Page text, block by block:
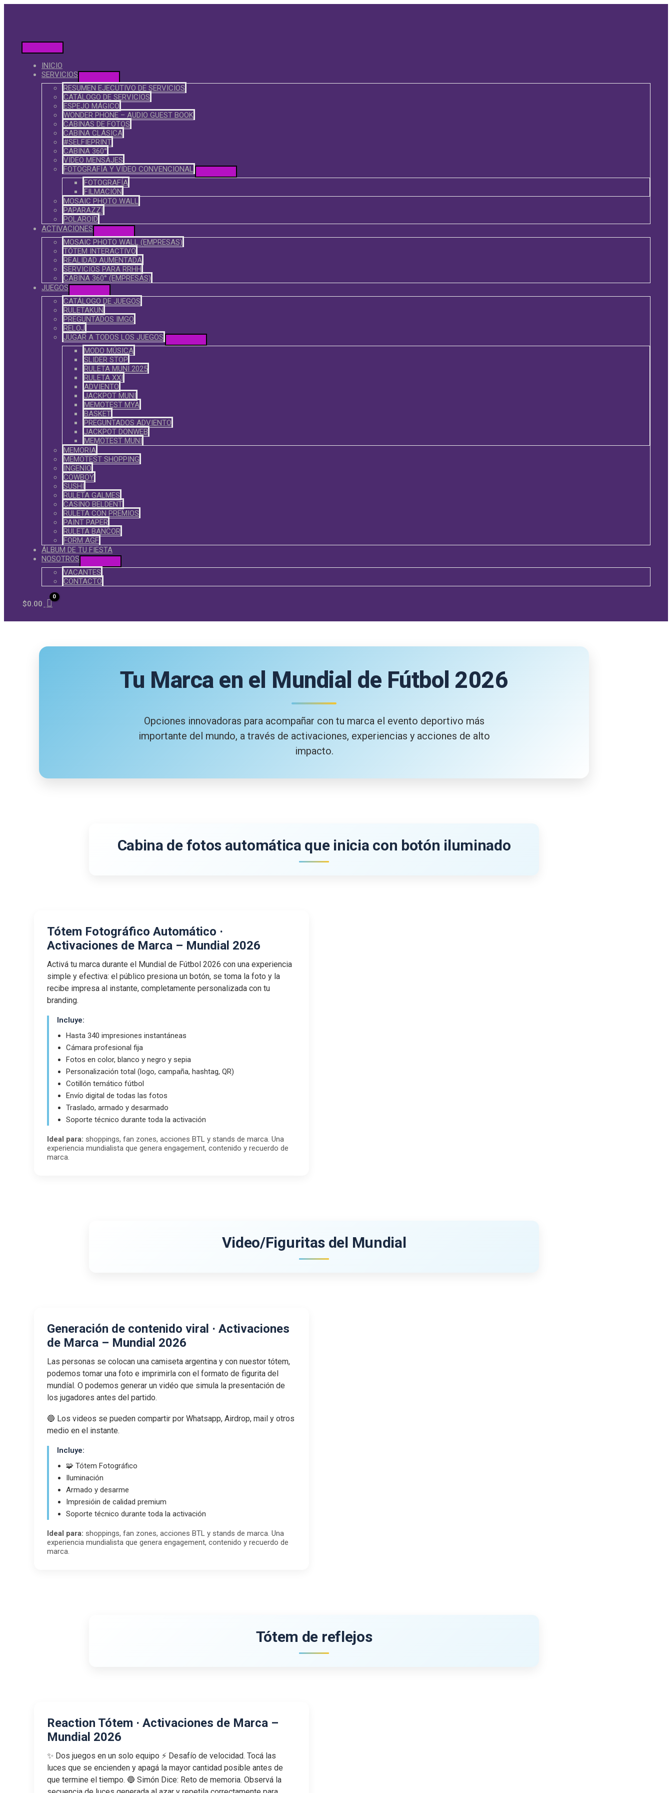
INICIO
SERVICIOS
RESUMEN EJECUTIVO DE SERVICIOS
CATÁLOGO DE SERVICIOS
ESPEJO MÁGICO
WONDER PHONE – AUDIO GUEST BOOK
CABINAS DE FOTOS
CABINA CLÁSICA
#SELFIEPRINT
CABINA 360°
VIDEO MENSAJES
FOTOGRAFÍA Y VIDEO CONVENCIONAL
FOTOGRAFÍA
FILMACIÓN
MOSAIC PHOTO WALL
PAPARAZZI
POLAROID
ACTIVACIONES
MOSAIC PHOTO WALL (EMPRESAS)
TÓTEM INTERACTIVO
REALIDAD AUMENTADA
SERVICIOS PARA RRHH
CABINA 360° (EMPRESAS)
JUEGOS
CATÁLOGO DE JUEGOS
RULETAKUN
PREGUNTADOS IMGO
RELOJ
JUGAR A TODOS LOS JUEGOS
MODO MÚSICA
SLIDER STOP
RULETA MUNI 2025
RULETA XXI
ADVIENTO
JACKPOT MUNI
MEMOTEST MYA
BASKET
PREGUNTADOS ADVIENTO
JACKPOT DONWEB
MEMOTEST MUNI
MEMORIA
MEMOTEST SHOPPING
INGENIO
COWBOY
SUSHI
RULETA GALMES
CASINO BELDENT
RULETA CON PREMIOS
PAINT PAPER
RULETA BANCOR
FORM AGF
ÁLBUM DE TU FIESTA
NOSOTROS
VACANTES
CONTACTO
$0.00
Tu Marca en el Mundial de Fútbol 2026
Opciones innovadoras para acompañar con tu marca el evento deportivo más
importante del mundo, a través de activaciones, experiencias y acciones de alto
impacto.
Cabina de fotos automática que inicia con botón iluminado
Tótem Fotográfico Automático ·
Activaciones de Marca – Mundial 2026
Activá tu marca durante el Mundial de Fútbol 2026 con una experiencia
simple y efectiva: el público presiona un botón, se toma la foto y la
recibe impresa al instante, completamente personalizada con tu
branding.
Incluye:
Hasta 340 impresiones instantáneas
Cámara profesional fija
Fotos en color, blanco y negro y sepia
Personalización total (logo, campaña, hashtag, QR)
Cotillón temático fútbol
Envío digital de todas las fotos
Traslado, armado y desarmado
Soporte técnico durante toda la activación
Ideal para: shoppings, fan zones, acciones BTL y stands de marca. Una
experiencia mundialista que genera engagement, contenido y recuerdo de
marca.
Video/Figuritas del Mundial
Generación de contenido viral · Activaciones
de Marca – Mundial 2026
Las personas se colocan una camiseta argentina y con nuestor tótem,
podemos tomar una foto e imprimirla con el formato de figurita del
mundíal. O podemos generar un vidéo que simula la presentación de
los jugadores antes del partido.
🔵 Los videos se pueden compartir por Whatsapp, Airdrop, mail y otros
medio en el instante.
Incluye:
🧩 Tótem Fotográfico
Iluminación
Armado y desarme
Impresióin de calidad premium
Soporte técnico durante toda la activación
Ideal para: shoppings, fan zones, acciones BTL y stands de marca. Una
experiencia mundialista que genera engagement, contenido y recuerdo de
marca.
Tótem de reflejos
Reaction Tótem · Activaciones de Marca –
Mundial 2026
✨ Dos juegos en un solo equipo ⚡ Desafío de velocidad. Tocá las
luces que se encienden y apagá la mayor cantidad posible antes de
que termine el tiempo. 🔵 Simón Dice: Reto de memoria. Observá la